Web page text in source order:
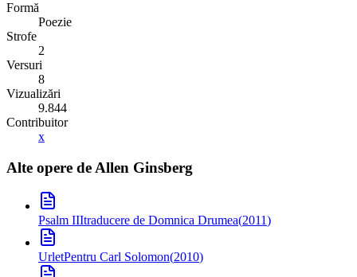
Formă
Poezie
Strofe
2
Versuri
8
Vizualizări
9.844
Contribuitor
x
Alte opere de Allen Ginsberg
Psalm IIItraducere de Domnica Drumea(2011)
UrletPentru Carl Solomon(2010)